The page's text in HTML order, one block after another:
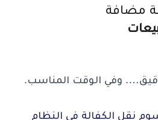
مضافة
وفي الوقت المناسب.
نقل الكفالة في النظام